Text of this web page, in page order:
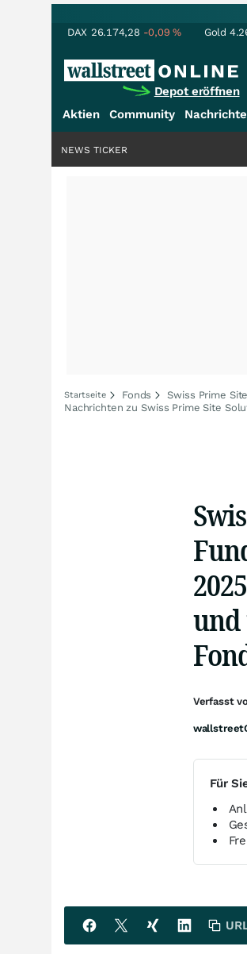
DAX 26.174,28 -0,09% Gold
Depot eröffnen
Aktien Community
NEWS TICKER
Startseite Fonds
Swiss Prime
Nachrichten zu Swiss Prime Site
und
Für
Verfasst